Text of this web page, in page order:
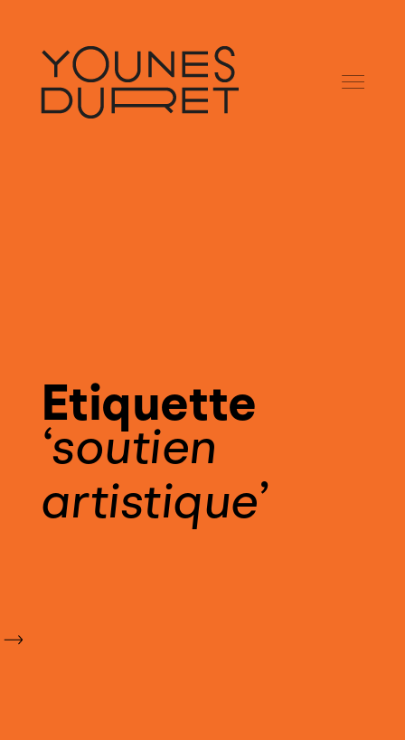
Etiquette
soutien
artistique